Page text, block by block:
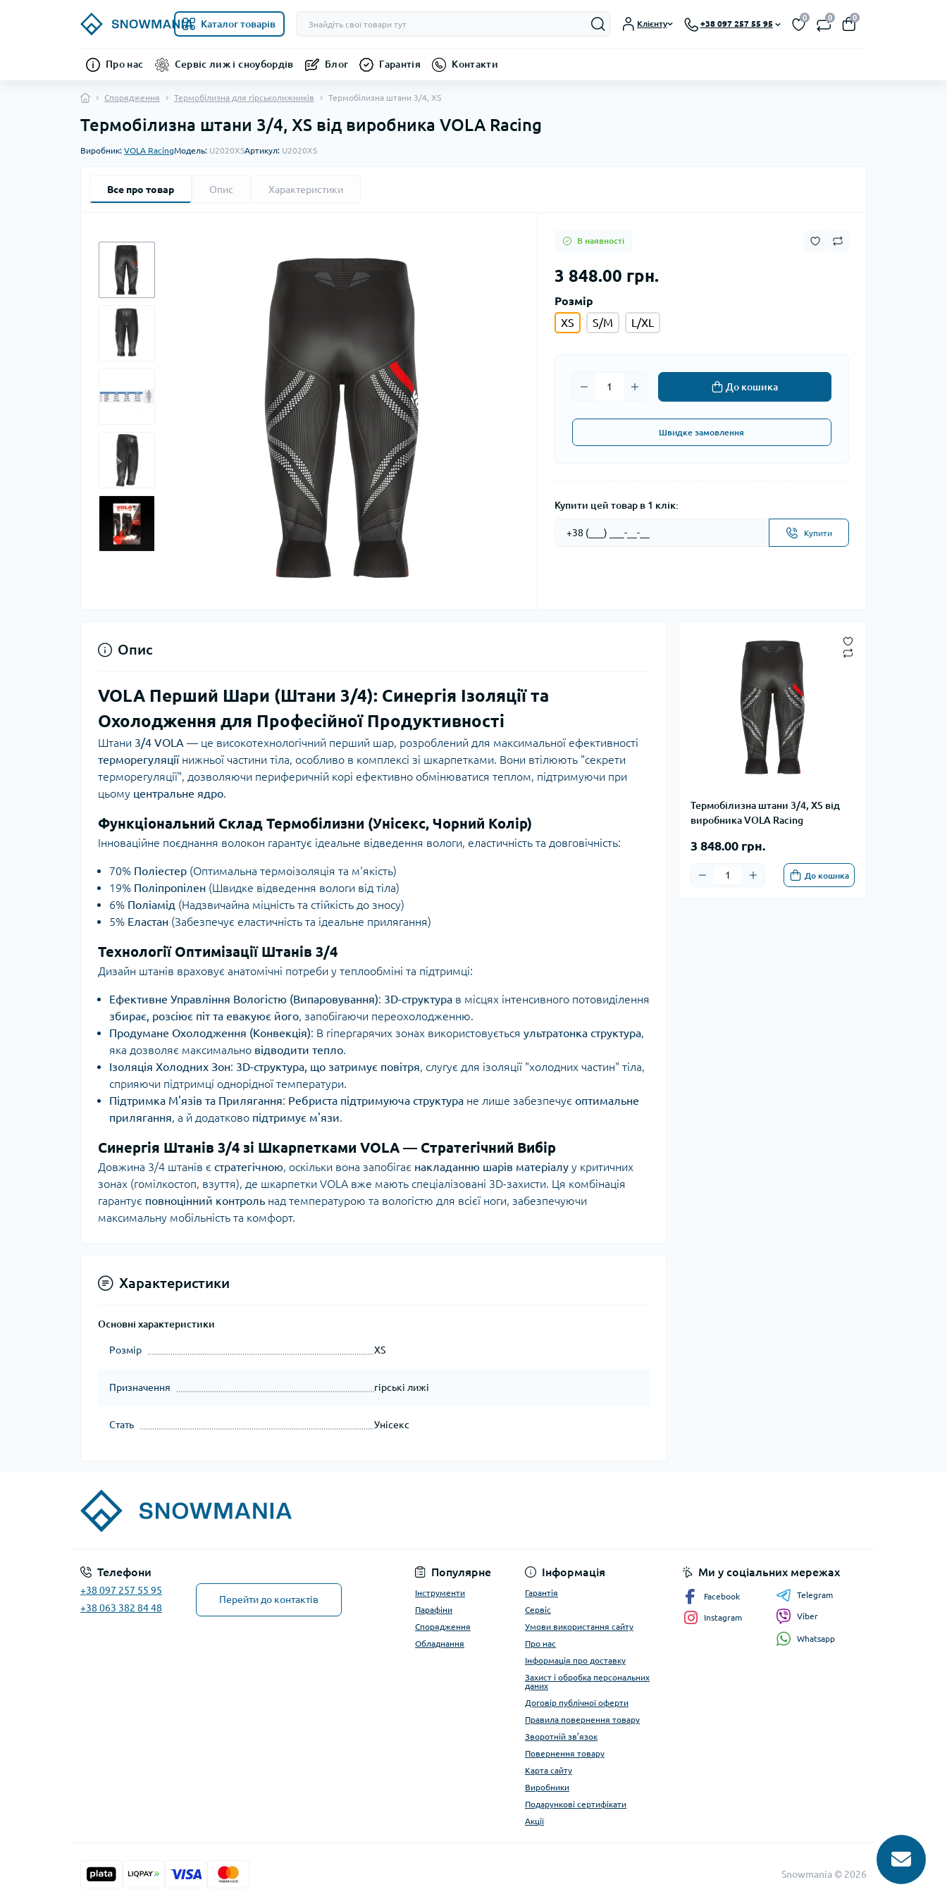
Каталог товарів Клієнту +38 097 257 55 95
0 0 0
Про нас Сервіс лиж і сноубордів Блог Гарантія Контакти
Спорядження Термобілизна для гірськолижників Термобілизна штани 3/4, XS
Термобілизна штани 3/4, XS від виробника VOLA Racing
Виробник: VOLA RacingМодель: U2020XSАртикул: U2020XS
Все про товар Опис Характеристики
В наявності
3 848.00 грн.
Розмір
XS
S/M L/XL
До кошика
Швидке замовлення
Купити цей товар в 1 клік:
Купити
Термобілизна штани 3/4, XS від
виробника VOLA Racing
3 848.00 грн.
До кошика
Опис
VOLA Перший Шари (Штани 3/4): Синергія Ізоляції та
Охолодження для Професійної Продуктивності
Штани 3/4 VOLA — це високотехнологічний перший шар, розроблений для максимальної ефективності
терморегуляціїнижньої частини тіла, особливо в комплексі зі шкарпетками. Вони втілюють "секрети
терморегуляції", дозволяючи периферичній корі ефективно обмінюватися теплом, підтримуючи при
цьому центральне ядро.
Функціональний Склад Термобілизни (Унісекс, Чорний Колір)
Інноваційне поєднання волокон гарантує ідеальне відведення вологи, еластичність та довговічність:
70% Поліестер (Оптимальна термоізоляція та м'якість)
19% Поліпропілен (Швидке відведення вологи від тіла)
6% Поліамід (Надзвичайна міцність та стійкість до зносу)
5% Еластан (Забезпечує еластичність та ідеальне прилягання)
Технології Оптимізації Штанів 3/4
Дизайн штанів враховує анатомічні потреби у теплообміні та підтримці:
Ефективне Управління Вологістю (Випаровування): 3D-структура в місцях інтенсивного потовиділення
збирає, розсіює піт та евакуює його, запобігаючи переохолодженню.
Продумане Охолодження (Конвекція): В гіпергарячих зонах використовується ультратонка структура,
яка дозволяє максимально відводити тепло.
Ізоляція Холодних Зон: 3D-структура, що затримує повітря, слугує для ізоляції "холодних частин" тіла,
сприяючи підтримці однорідної температури.
Підтримка М'язів та Прилягання: Ребриста підтримуюча структура не лише забезпечує оптимальне
прилягання, а й додатково підтримує м'язи.
Синергія Штанів 3/4 зі Шкарпетками VOLA — Стратегічний Вибір
Довжина 3/4 штанів є стратегічною, оскільки вона запобігає накладанню шарів матеріалу у критичних
зонах (гомілкостоп, взуття), де шкарпетки VOLA вже мають спеціалізовані 3D-захисти. Ця комбінація
гарантує повноцінний контроль над температурою та вологістю для всієї ноги, забезпечуючи
максимальну мобільність та комфорт.
Характеристики
Основні характеристики
Розмір XS
Призначення гірські лижі
Стать Унісекс
Телефони
+38 097 257 55 95
+38 063 382 84 48
Перейти до контактів
Популярне
Інструменти
Парафіни
Спорядження
Обладнання
Інформація
Гарантія
Сервіс
Умови використання сайту
Про нас
Інформація про доставку
Захист і обробка персональних
даних
Договір публічної оферти
Правила повернення товару
Зворотній зв’язок
Повернення товару
Карта сайту
Виробники
Подарункові сертифікати
Акції
Ми у соціальних мережах
Facebook
Instagram
Telegram
Viber
Whatsapp
Snowmania © 2026